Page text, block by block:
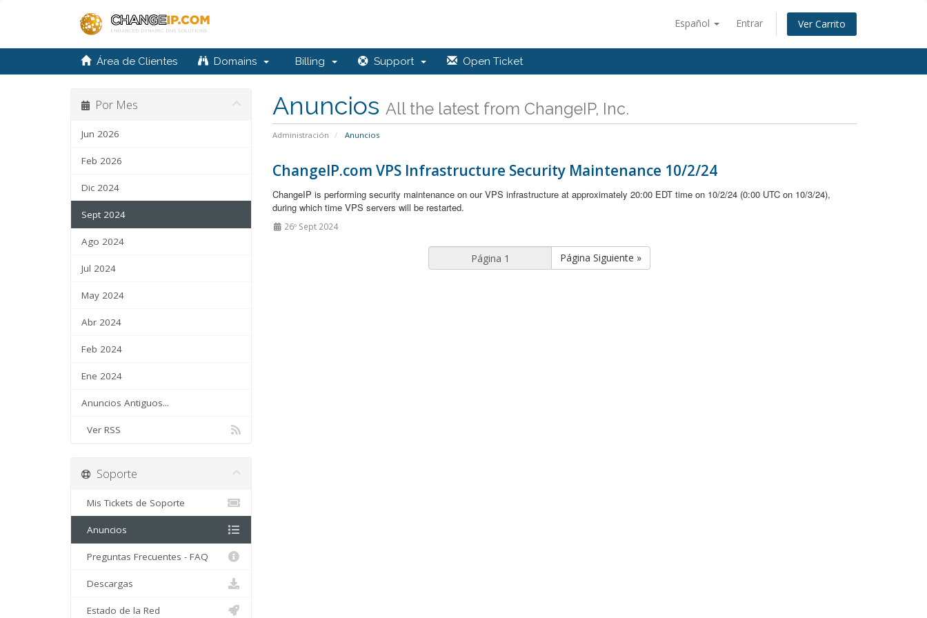
Español Entrar Ver Carrito
Área de Clientes Domains Billing Support Open Ticket
Anuncios All the latest from ChangeIP, Inc.
Administración Anuncios
Por Mes
Jun 2026
Feb 2026
Dic 2024
Sept 2024
Ago 2024
Jul 2024
May 2024
Abr 2024
Feb 2024
Ene 2024
Anuncios Antiguos...
Ver RSS
ChangeIP.com VPS Infrastructure Security Maintenance 10/2/24
ChangeIP is performing security maintenance on our VPS infrastructure at approximately 20:00 EDT time on 10/2/24 (0:00 UTC on 10/3/24),
during which time VPS servers will be restarted.
26º Sept 2024
Página Siguiente »
Soporte
Mis Tickets de Soporte
Anuncios
Preguntas Frecuentes - FAQ
Descargas
Estado de la Red